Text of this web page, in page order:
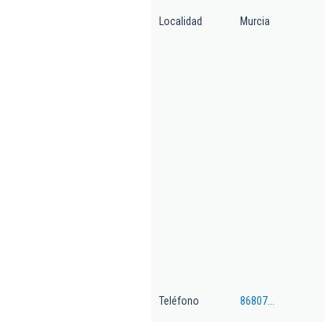
Localidad Murcia
Teléfono 86807...